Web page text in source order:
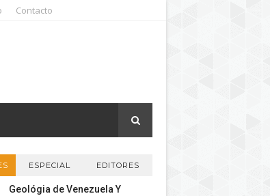
Contacto
ESPECIAL EDITORES
Geológia de Venezuela Y